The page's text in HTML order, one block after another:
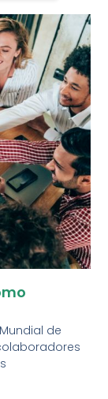
de